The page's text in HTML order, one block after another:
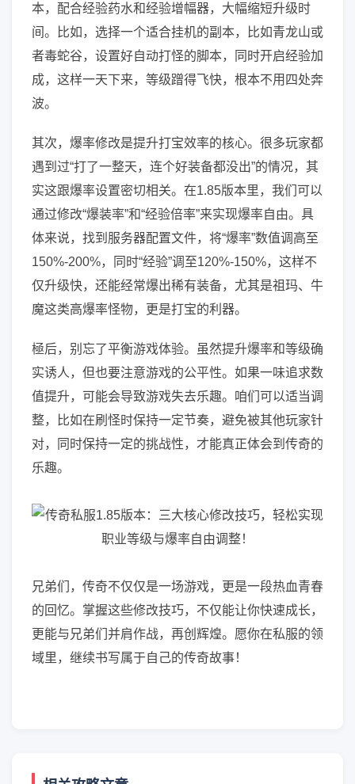
本，配合经验药水和经验增幅器，大幅缩短升级时
间。比如，选择一个适合挂机的副本，比如青龙山或
者毒蛇谷，设置好自动打怪的脚本，同时开启经验加
成，这样一天下来，等级蹭得飞快，根本不用四处奔
波。
其次，爆率修改是提升打宝效率的核心。很多玩家都
遇到过“打了一整天，连个好装备都没出”的情况，其
实这跟爆率设置密切相关。在1.85版本里，我们可以
通过修改“爆装率”和“经验倍率”来实现爆率自由。具
体来说，找到服务器配置文件，将“爆率”数值调高至
150%-200%，同时“经验”调至120%-150%，这样不
仅升级快，还能经常爆出稀有装备，尤其是祖玛、牛
魔这类高爆率怪物，更是打宝的利器。
極后，别忘了平衡游戏体验。虽然提升爆率和等级确
实诱人，但也要注意游戏的公平性。如果一味追求数
值提升，可能会导致游戏失去乐趣。咱们可以适当调
整，比如在刷怪时保持一定节奏，避免被其他玩家针
对，同时保持一定的挑战性，才能真正体会到传奇的
乐趣。
兄弟们，传奇不仅仅是一场游戏，更是一段热血青春
的回忆。掌握这些修改技巧，不仅能让你快速成长，
更能与兄弟们并肩作战，再创辉煌。愿你在私服的领
域里，继续书写属于自己的传奇故事！